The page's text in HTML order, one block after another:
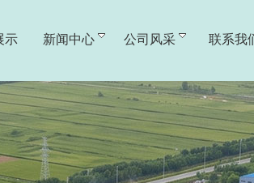
示 新闻中心 公司风采 联系我